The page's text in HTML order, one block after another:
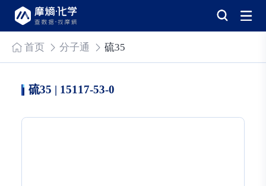
首页 分子通 硫35
硫35 | 15117-53-0